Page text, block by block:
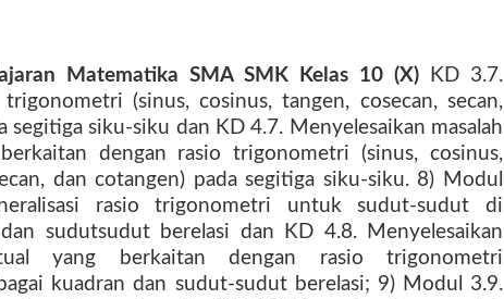
Matematika SMA SMK Kelas 10 (X)
KD 3.7.
(sinus, cosinus, tangen, cosecan, secan,
segitiga siku-siku dan KD 4.7. Menyelesaikan masalah
dengan rasio trigonometri (sinus, cosinus,
dan cotangen) pada segitiga siku-siku. 8) Modul
rasio trigonometri untuk sudut-sudut di
sudutsudut berelasi dan KD 4.8. Menyelesaikan
yang berkaitan dengan rasio trigonometri
kuadran dan sudut-sudut berelasi; 9) Modul 3.9.